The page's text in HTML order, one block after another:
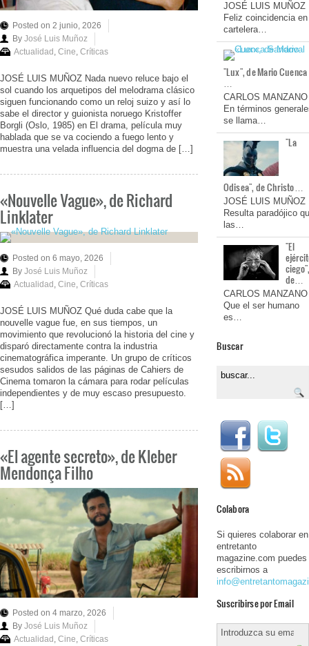
Posted on 2 junio, 2026
By José Luis Muñoz
Actualidad, Cine, Críticas
JOSÉ LUIS MUÑOZ Nada nuevo reluce bajo el
sol cuando los arquetipos del melodrama clásico
siguen funcionando como un reloj suizo y así lo
sabe el director y guionista noruego Kristoffer
Borgli (Oslo, 1985) en El drama, película muy
hablada que se va cociendo a fuego lento y
muestra una velada influencia del dogma de […]
«Nouvelle Vague», de Richard
Linklater
Posted on 6 mayo, 2026
By José Luis Muñoz
Actualidad, Cine, Críticas
JOSÉ LUIS MUÑOZ Qué duda cabe que la
nouvelle vague fue, en sus tiempos, un
movimiento que revolucionó la historia del cine y
disparó directamente contra la industria
cinematográfica imperante. Un grupo de críticos
sesudos salidos de las páginas de Cahiers de
Cinema tomaron la cámara para rodar películas
independientes y de muy escaso presupuesto.
[…]
«El agente secreto», de Kleber
Mendonça Filho
Posted on 4 marzo, 2026
By José Luis Muñoz
Actualidad , Cine, Críticas
JOSÉ LUIS MUÑOZ
Feliz coincidencia en
cartelera…
"Lux", de Mario Cuenca
…
CARLOS MANZANO
En términos
se llama…
"La
Odisea", de Christo…
JOSÉ LUIS MUÑOZ
Resulta paradójico
las…
"El
de…
CARLOS MANZANO
Que el ser humano
es…
Buscar
Colabora
Si quieres colaborar en
entretanto
magazine.com puedes
escribirnos a
Suscribirse por Email